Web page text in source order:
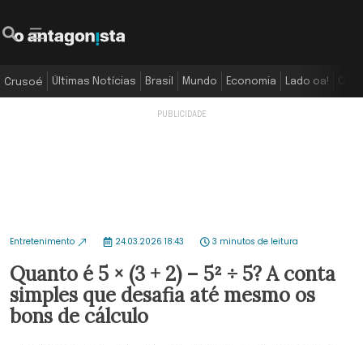
Crusoé Últimas Notícias Brasil Mundo Economia Lado oa!
Entretenimento 24.03.2026 18:43 3 minutos de leitura
Quanto é 5 × (3 + 2) – 5² ÷ 5? A conta
simples que desafia até mesmo os
bons de cálculo